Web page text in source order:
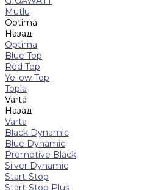
Mutlu
Optima
Назад
Optima
Blue Top
Red Top
Yellow Top
Topla
Varta
Назад
Varta
Black Dynamic
Blue Dynamic
Promotive Black
Silver Dynamic
Start-Stop
Start-Stop Plus